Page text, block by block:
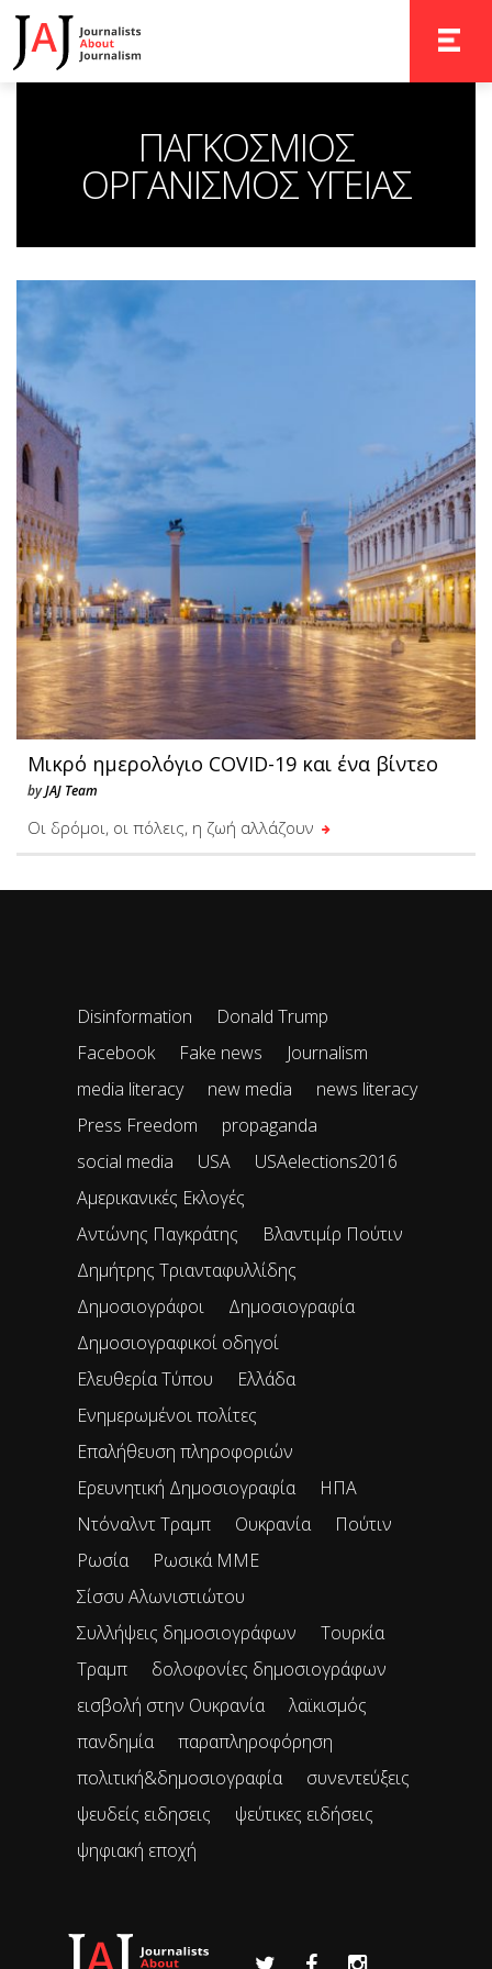
ΠΑΓΚΟΣΜΙΟΣ
ΟΡΓΑΝΙΣΜΟΣ ΥΓΕΙΑΣ
Μικρό ημερολόγιο COVID-19 και ένα βίντεο
byJAJ Team
Οι δρόμοι, οι πόλεις, η ζωή αλλάζουν
Disinformation
Donald Trump
Facebook
Fake news
Journalism
media literacy
new media
news literacy
Press Freedom
propaganda
social media
USA
USAelections2016
Αμερικανικές Εκλογές
Αντώνης Παγκράτης
Βλαντιμίρ Πούτιν
Δημήτρης Τριανταφυλλίδης
Δημοσιογράφοι
Δημοσιογραφία
Δημοσιογραφικοί οδηγοί
Ελευθερία Τύπου
Ελλάδα
Ενημερωμένοι πολίτες
Επαλήθευση πληροφοριών
Ερευνητική Δημοσιογραφία
ΗΠΑ
Ντόναλντ Τραμπ
Ουκρανία
Πούτιν
Ρωσία
Ρωσικά ΜΜΕ
Σίσσυ Αλωνιστιώτου
Συλλήψεις δημοσιογράφων
Τουρκία
Τραμπ
δολοφονίες δημοσιογράφων
εισβολή στην Ουκρανία
λαϊκισμός
πανδημία
παραπληροφόρηση
πολιτική&δημοσιογραφία
συνεντεύξεις
ψευδείς ειδησεις
ψεύτικες ειδήσεις
ψηφιακή εποχή